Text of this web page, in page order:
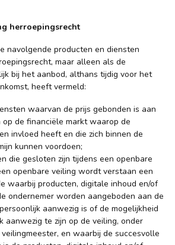
herroepingsrecht
navolgende producten en diensten
maar alleen als de
bij het aanbod, althans tijdig voor het
heeft vermeld:
waarvan de prijs gebonden is aan
op de financiële markt waarop de
invloed heeft en die zich binnen de
kunnen voordoen;
die gesloten zijn tijdens een openbare
openbare veiling wordt verstaan een
waarbij producten, digitale inhoud en/of
ondernemer worden aangeboden aan de
aanwezig is of de mogelijkheid
aanwezig te zijn op de veiling, onder
en waarbij de succesvolle